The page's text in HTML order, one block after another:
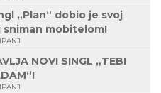
„Plan“ dobio je svoj
mobitelom!
NOVI SINGL „TEBI